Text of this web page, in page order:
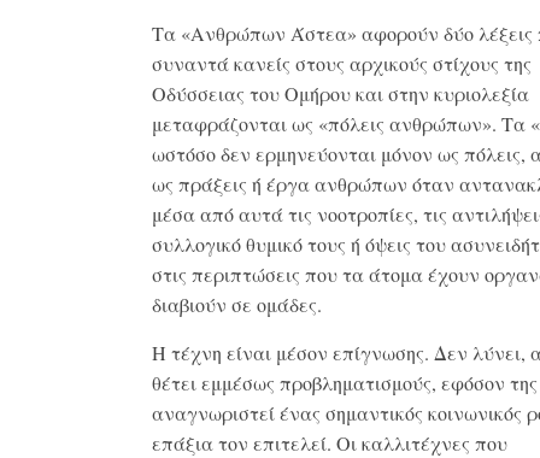
Τα «Ανθρώπων Άστεα» αφορούν δύο λέξεις
συναντά κανείς στους αρχικούς στίχους της
Οδύσσειας του Ομήρου και στην κυριολεξία
μεταφράζονται ως «πόλεις ανθρώπων». Τα
ωστόσο δεν ερμηνεύονται μόνον ως πόλεις,
ως πράξεις ή έργα ανθρώπων όταν
μέσα από αυτά τις νοοτροπίες, τις
συλλογικό θυμικό τους ή όψεις του
στις περιπτώσεις που τα άτομα έχουν
διαβιούν σε ομάδες.
Η τέχνη είναι μέσον επίγνωσης. Δεν λύνει,
θέτει εμμέσως προβληματισμούς, εφόσον της
αναγνωριστεί ένας σημαντικός κοινωνικός
επάξια τον επιτελεί. Οι καλλιτέχνες που